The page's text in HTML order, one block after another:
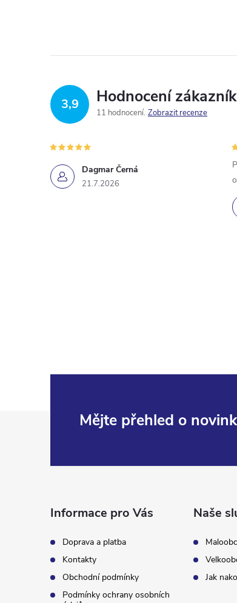
3,9 Hodnocení
11 hodnocení Zobrazit recenze
Dagmar Černá
21.7.2026
Mějte přehled o
Informace pro Vás
Doprava a platba
Kontakty
Obchodní podmínky
Podmínky ochrany osobních
Naše
Jak